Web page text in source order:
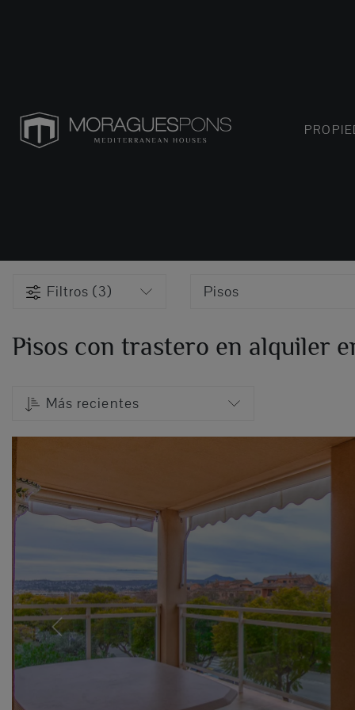
Filtros (3) Pisos
Pisos con trastero en alquiler
Más recientes
Previous